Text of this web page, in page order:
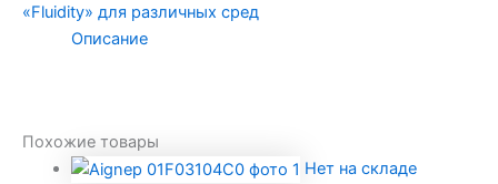
«Fluidity» для различных сред
Описание
Похожие товары
Нет на складе